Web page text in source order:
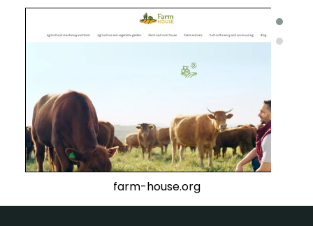
farm-house.org